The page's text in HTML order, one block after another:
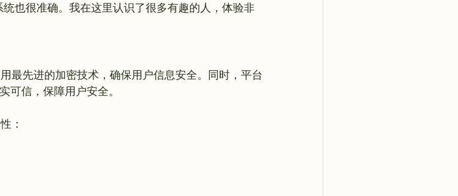
也很准确。我在这里认识了很多有趣的人，体验非
最先进的加密技术，确保用户信息安全。同时，平台
可信，保障用户安全。